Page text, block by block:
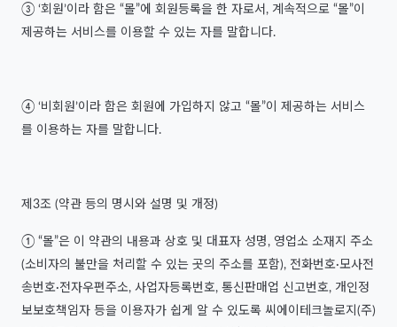
③ ‘회원’이라 함은 “몰”에 회원등록을 한 자로서, 계속적으로 “몰”이
제공하는 서비스를 이용할 수 있는 자를 말합니다.
④ ‘비회원’이라 함은 회원에 가입하지 않고 “몰”이 제공하는 서비스
를 이용하는 자를 말합니다.
제3조 (약관 등의 명시와 설명 및 개정)
① “몰”은 이 약관의 내용과 상호 및 대표자 성명, 영업소 소재지 주소
(소비자의 불만을 처리할 수 있는 곳의 주소를 포함), 전화번호·모사전
송번호·전자우편주소, 사업자등록번호, 통신판매업 신고번호, 개인정
보보호책임자 등을 이용자가 쉽게 알 수 있도록 씨에이테크놀로지(주)